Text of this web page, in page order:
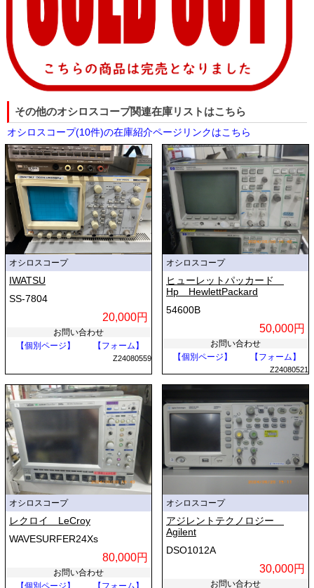
その他のオシロスコープ関連在庫リストはこちら
オシロスコープ(10件)の在庫紹介ページリンクはこちら
オシロスコープ
IWATSU
SS-7804
20,000円
お問い合わせ
【個別ページ】
【フォーム】
Z24080559
オシロスコープ
ヒューレットパッカード
Hp HewlettPackard
54600B
50,000円
お問い合わせ
【個別ページ】
【フォーム】
Z24080521
オシロスコープ
レクロイ LeCroy
WAVESURFER24Xs
80,000円
お問い合わせ
オシロスコープ
アジレントテクノロジー
Agilent
DSO1012A
30,000円
お問い合わせ